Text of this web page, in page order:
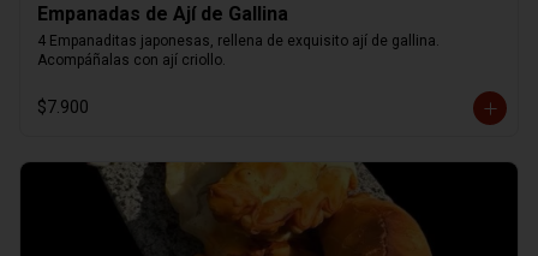
Empanadas de Ají de Gallina
4 Empanaditas japonesas, rellena de exquisito ají de gallina.
Acompáñalas con ají criollo.
$7.900